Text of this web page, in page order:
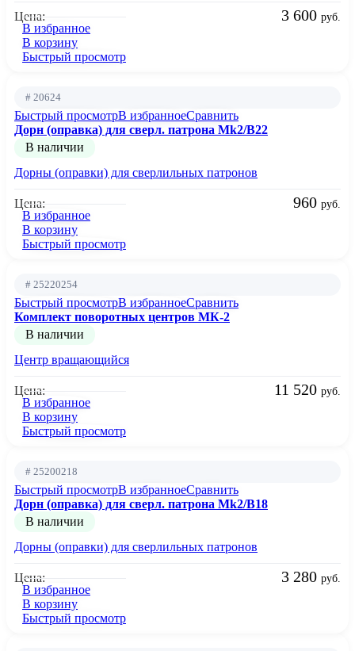
Цена: 3 600 руб.
В избранное
В корзину
Быстрый просмотр
# 20624
Быстрый просмотрВ избранноеСравнить
Дорн (оправка) для сверл. патрона Mk2/B22
В наличии
Дорны (оправки) для сверлильных патронов
Цена: 960 руб.
В избранное
В корзину
Быстрый просмотр
# 25220254
Быстрый просмотрВ избранноеСравнить
Комплект поворотных центров МК-2
В наличии
Центр вращающийся
Цена: 11 520 руб.
В избранное
В корзину
Быстрый просмотр
# 25200218
Быстрый просмотрВ избранноеСравнить
Дорн (оправка) для сверл. патрона Mk2/B18
В наличии
Дорны (оправки) для сверлильных патронов
Цена: 3 280 руб.
В избранное
В корзину
Быстрый просмотр